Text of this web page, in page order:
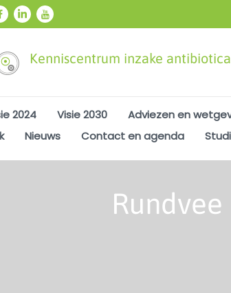
Kenniscentrum inzake
2024 Visie 2030 Adviezen en
Nieuws Contact en agenda
Rundvee